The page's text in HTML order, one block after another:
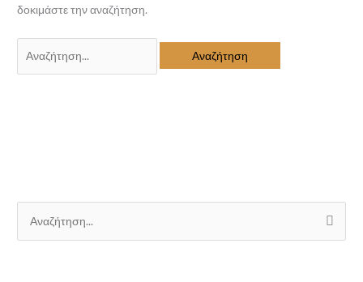
δοκιμάστε την αναζήτηση.